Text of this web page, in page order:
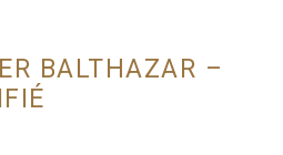
BALTHAZAR –